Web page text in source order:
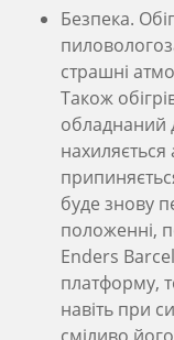
Безпека.
страшні
Також
обладнаний
нахиляється
буде знову
положенні,
Enders
платформу,
навіть при